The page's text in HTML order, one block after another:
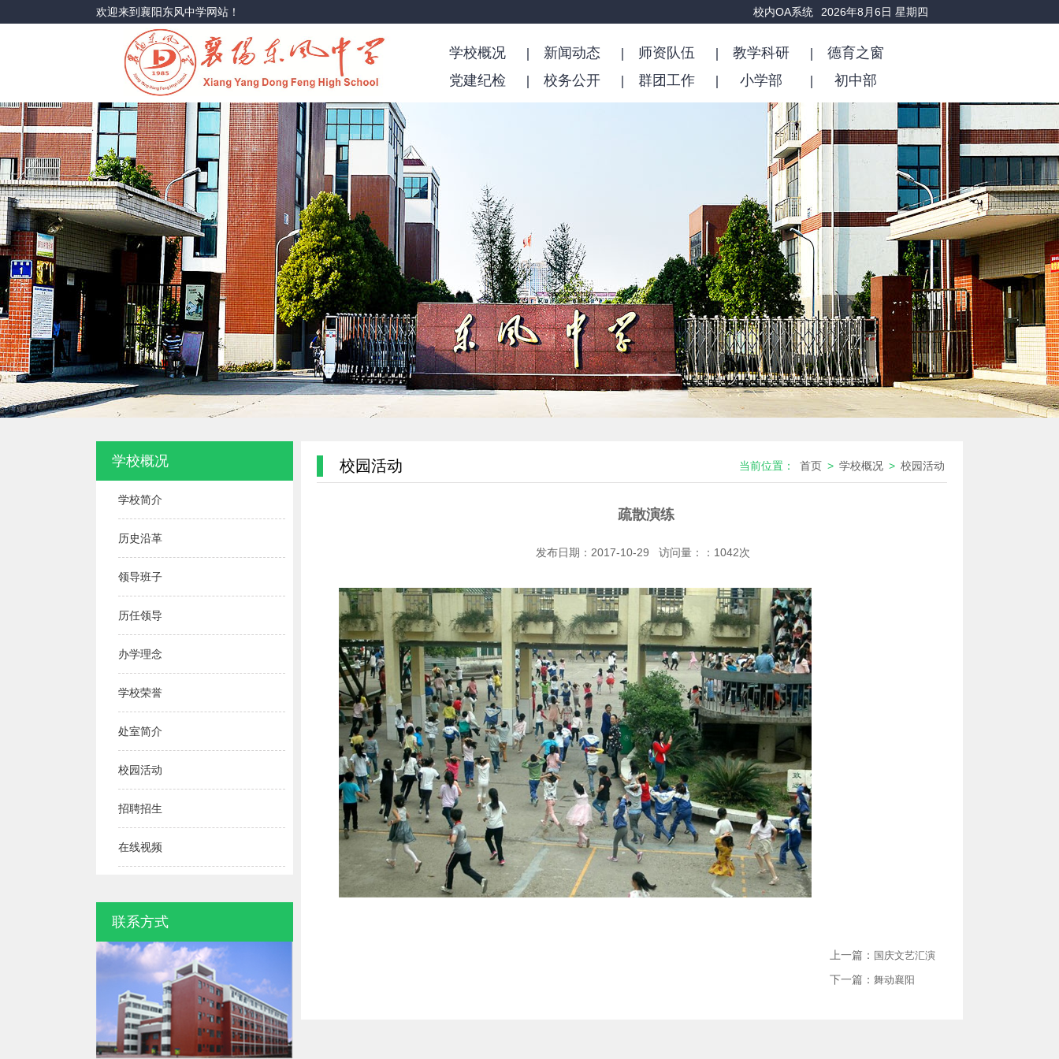
欢迎来到襄阳东风中学网站！
2026年8月6日 星期四
校内OA系统
学校概况 新闻动态 师资队伍 教学科研
德育之窗
党建纪检
校务公开 群团工作 小学部 初中部
学校概况
学校简介
历史沿革
领导班子
历任领导
办学理念
学校荣誉
处室简介
校园活动
招聘招生
在线视频
联系方式
校园活动 当前位置： 首页 > 学校概况 > 校园活动
疏散演练
发布日期：2017-10-29 访问量：： 1042次
上一篇： 国庆文艺汇演
下一篇： 舞动襄阳